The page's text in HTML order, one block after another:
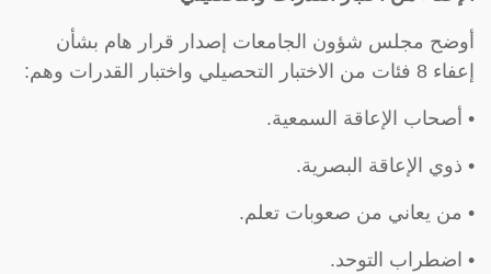
أوضح مجلس شؤون الجامعات إصدار قرار هام بشأن
إعفاء 8 فئات من الاختبار التحصيلي واختبار القدرات وهم:
• أصحاب الإعاقة السمعية.
• ذوي الإعاقة البصرية.
• من يعاني من صعوبات تعلم.
• اضطراب التوحد.